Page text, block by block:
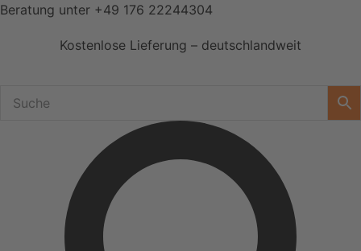
Zum
Beratung unter +49 176 22244304
Kostenlose Lieferung – deutschlandweit